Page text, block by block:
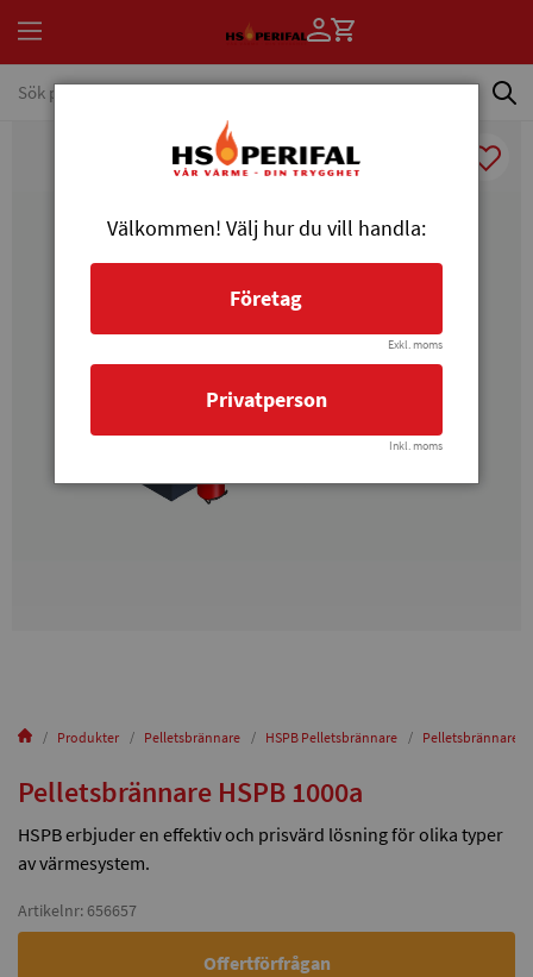
Produkter Pelletsbrännare HSPB Pelletsbrännare Pelletsbrännare
Pelletsbrännare HSPB 1000a
HSPB erbjuder en effektiv och prisvärd lösning för olika typer
av värmesystem.
Artikelnr: 656657
Offertförfrågan
Välkommen! Välj hur du vill handla:
Företag
Exkl. moms
Privatperson
Inkl. moms